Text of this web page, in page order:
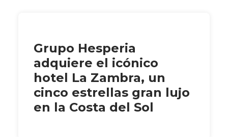
Grupo Hesperia
adquiere el icónico
hotel La Zambra, un
cinco estrellas gran lujo
en la Costa del Sol